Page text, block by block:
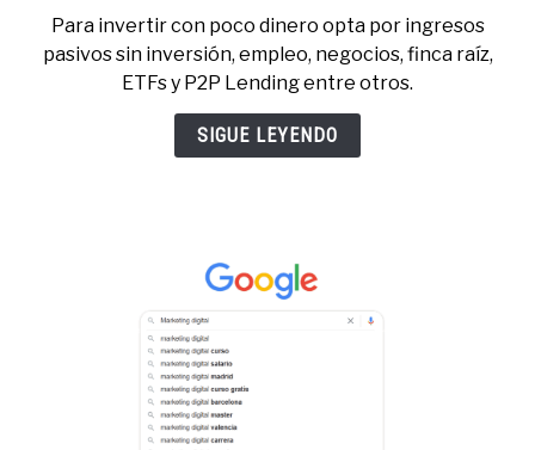
Qué
Invertir
Con
Poco
Para invertir con poco dinero opta por ingresos
pasivos sin inversión, empleo, negocios, finca raíz,
ETFs y P2P Lending entre otros.
SIGUE LEYENDO